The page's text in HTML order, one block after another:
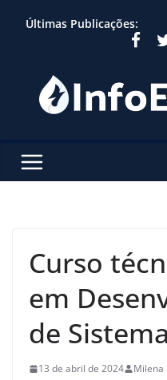
Últimas Publicações:
Curso
em
de
13 de abril de 2024 Milena